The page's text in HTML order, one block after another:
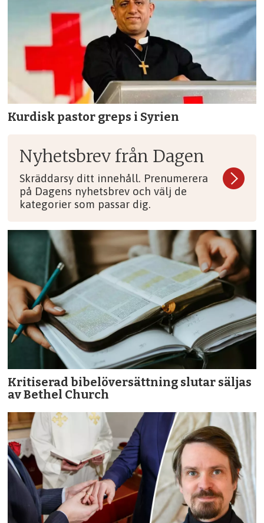
Kurdisk pastor greps i Syrien
Nyhetsbrev från Dagen
Skräddarsy ditt innehåll. Prenumerera
på Dagens nyhetsbrev och välj de
kategorier som passar dig.
Kritiserad bibelöversättning slutar säljas
av Bethel Church